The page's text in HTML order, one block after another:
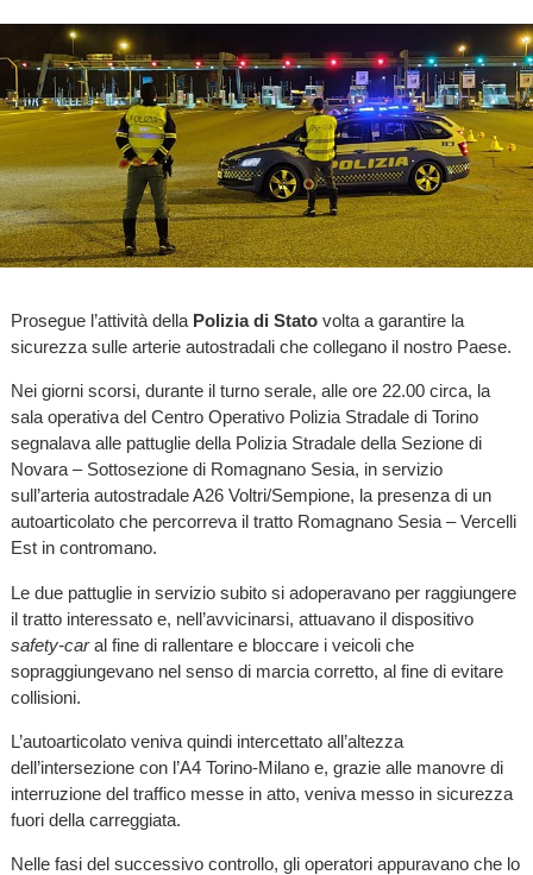
Prosegue l’attività della Polizia di Statovolta a garantire la
sicurezza sulle arterie autostradali che collegano il nostro Paese.
Nei giorni scorsi, durante il turno serale, alle ore 22.00 circa, la
sala operativa del Centro Operativo Polizia Stradale di Torino
segnalava alle pattuglie della Polizia Stradale della Sezione di
Novara – Sottosezione di Romagnano Sesia, in servizio
sull’arteria autostradale A26 Voltri/Sempione, la presenza di un
autoarticolato che percorreva il tratto Romagnano Sesia – Vercelli
Est in contromano.
Le due pattuglie in servizio subito si adoperavano per raggiungere
il tratto interessato e, nell’avvicinarsi, attuavano il dispositivo
safety-caral fine di rallentare e bloccare i veicoli che
sopraggiungevano nel senso di marcia corretto, al fine di evitare
collisioni.
L’autoarticolato veniva quindi intercettato all’altezza
dell’intersezione con l’A4 Torino-Milano e, grazie alle manovre di
interruzione del traffico messe in atto, veniva messo in sicurezza
fuori della carreggiata.
Nelle fasi del successivo controllo, gli operatori appuravano che lo